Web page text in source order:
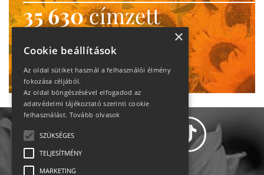
35 630címzett
heti motiváció
Ne maradj le!
×
Cookie beállítások
Az oldal sütiket használ a felhasználói élmény
fokozása céljából.
Az oldal böngészésével elfogadod az
adatvédelmi tájékoztató szerinti cookie
felhasználást. Tovább olvasok
SZÜKSÉGES
TELJESÍTMÉNY
MARKETING